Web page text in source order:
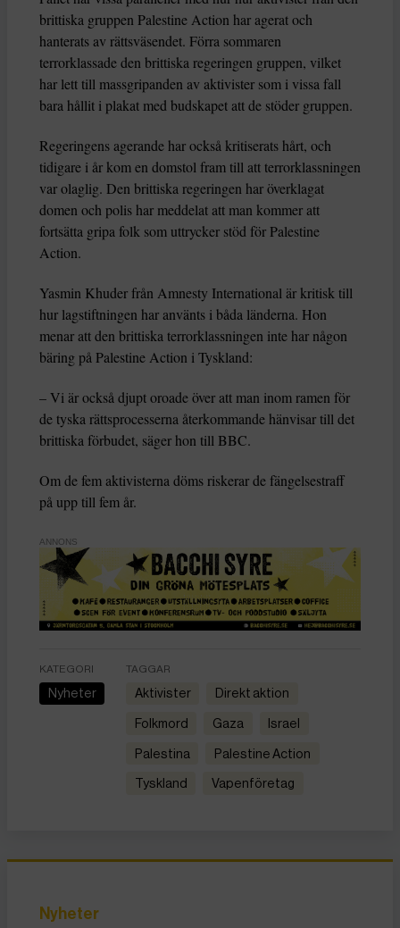
brittiska gruppen Palestine Action har agerat och
hanterats av rättsväsendet. Förra sommaren
terrorklassade den brittiska regeringen gruppen, vilket
har lett till massgripanden av aktivister som i vissa fall
bara hållit i plakat med budskapet att de stöder gruppen.
Regeringens agerande har också kritiserats hårt, och
tidigare i år kom en domstol fram till att terrorklassningen
var olaglig. Den brittiska regeringen har överklagat
domen och polis har meddelat att man kommer att
fortsätta gripa folk som uttrycker stöd för Palestine
Action.
Yasmin Khuder från Amnesty International är kritisk till
hur lagstiftningen har använts i båda länderna. Hon
menar att den brittiska terrorklassningen inte har någon
bäring på Palestine Action i Tyskland:
– Vi är också djupt oroade över att man inom ramen för
de tyska rättsprocesserna återkommande hänvisar till det
brittiska förbudet, säger hon till BBC.
Om de fem aktivisterna döms riskerar de fängelsestraff
på upp till fem år.
ANNONS
KATEGORI
Nyheter
TAGGAR
aktivister direkt aktion
folkmord Gaza Israel
Palestina Palestine Action
Tyskland vapenföretag
Nyheter